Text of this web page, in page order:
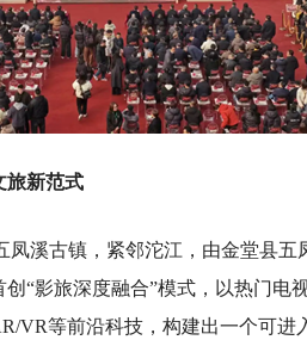
旅新范式
凤溪古镇，紧邻沱江，由金堂县
“影旅深度融合”模式，以热门电
VR等前沿科技，构建出一个可进